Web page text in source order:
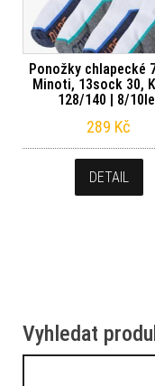
Ponožky chlapecké
Minoti, 13sock 30,
128/140 | 8/
289 Kč
DETAIL
Vyhledat